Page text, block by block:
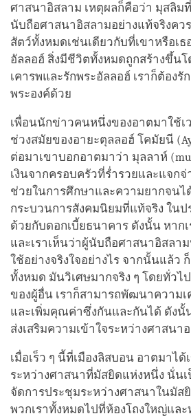
ศาสนาอิสลาม เหตุผลก็คือว่า มุสลิม
นับถือศาสนาอิสลามอย่างแท้จริงคว
สัตว์ทั้งหมดเช่นเดียวกับที่เขาหรือเ
อัลลอฮ์ สิ่งมีชีวิตทั้งหมดถูกสร้างขึ้นโ
เคารพและรักพระอัลลอฮ์ เราก็ต้อง
พระองค์ด้วย
เพื่อนนักข่าวคนหนึ่งของอาตมาใช้เ
ช่วงสมัยของอายะตุลลอฮ์ โคมัยนี
ต่อมาเขาบอกอาตมาว่า มุลลาห์
เงินจากครอบครัวที่ร่ำรวยและแจก
ช่วยในการศึกษาและความยากจนไ
กระบวนการสังคมนิยมที่แท้จริง ในป
ด้วยกับดอกเบี้ยธนาคาร ดังนั้น หาก
และเราเห็นว่าผู้นับถือศาสนาอิสลา
ใช้อย่างจริงใจอย่างไร จากนั้นแล้ว
ทั้งหมด มันวิเศษมากจริง ๆ โดยทั่วไ
ของผู้อื่น เราก็สามารถพัฒนาความ
และเพิ่มคุณค่าซึ่งกันและกันได้ ดังนั้
ส่งเสริมความเข้าใจระหว่างศาสนา
เมื่อเร็ว ๆ นี้ที่เมืองลิสบอน อาตมาไ
ระหว่างศาสนาที่มัสยิดแห่งหนึ่ง นั่น
จัดการประชุมระหว่างศาสนาในมัส
พวกเราทั้งหมดไปที่ห้องโถงใหญ่แล